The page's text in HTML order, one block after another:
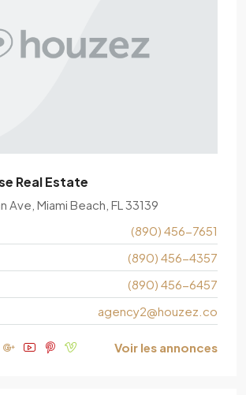
Real Estate
Ave, Miami Beach, FL 33139
(890) 456-7651
(890) 456-4357
(890) 456-6457
agency2@houzez.co
Voir les annonces